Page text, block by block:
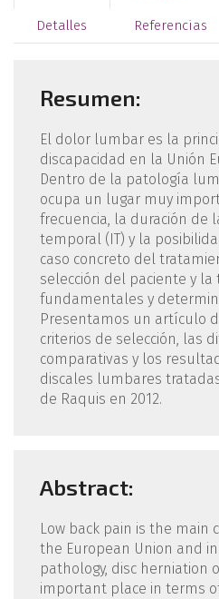
Detalles Referencias
Resumen:
El dolor lumbar es la
discapacidad en la Unión
Dentro de la patología
ocupa un lugar muy
frecuencia, la duración de
temporal (IT) y la
caso concreto del
selección del paciente y la
fundamentales y
Presentamos un artículo
criterios de selección, las
comparativas y los
discales lumbares
de Raquis en 2012.
Abstract:
Low back pain is the main
the European Union and
pathology, disc herniation
important place in terms